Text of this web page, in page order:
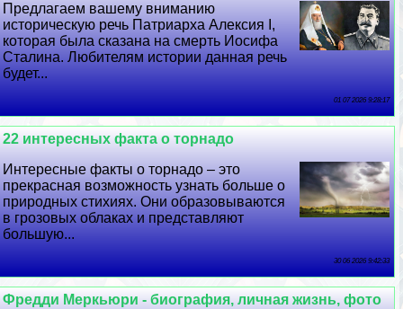
Предлагаем вашему вниманию
историческую речь Патриарха Алексия I,
которая была сказана на cмepть Иосифа
Сталина. Любителям истории данная речь
будет...
01 07 2026 9:28:17
22 интересных факта о торнадо
Интересные факты о торнадо – это
прекрасная возможность узнать больше о
природных стихиях. Они образовываются
в грозовых облаках и представляют
большую...
30 06 2026 9:42:33
Фредди Меркьюри - биография, личная жизнь, фото